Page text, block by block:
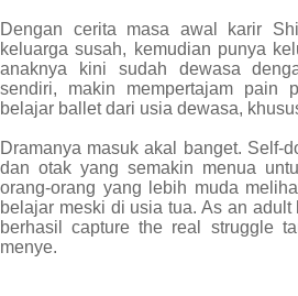
Dengan cerita masa awal karir
keluarga susah, kemudian punya
anaknya kini sudah dewasa
sendiri, makin mempertajam pain
belajar ballet dari usia dewasa,
Dramanya masuk akal banget. Self-
dan otak yang semakin menua
orang-orang yang lebih muda
belajar meski di usia tua. As an
berhasil capture the real struggle
menye.